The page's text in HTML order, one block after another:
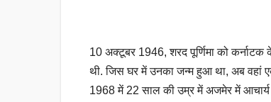
10 अक्टूबर 1946, शरद पूर्णिमा को कर्नाटक
थी. जिस घर में उनका जन्म हुआ था, अब वहां
1968 में 22 साल की उम्र में अजमेर में